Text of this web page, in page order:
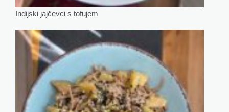
Indijski jajčevci s tofujem